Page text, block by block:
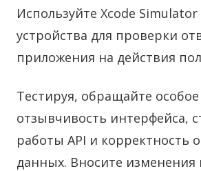
Используйте Xcode
устройства для проверки
приложения на действия
Тестируя, обращайте
отзывчивость интерфейса,
работы API и корректность
данных. Вносите изменения